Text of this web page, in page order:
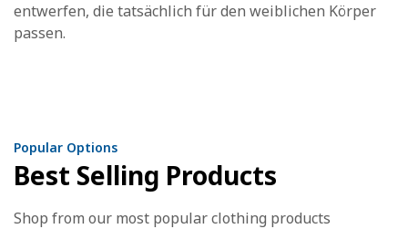
entwerfen, die tatsächlich für den weiblichen Körper
passen.
Popular Options
Best Selling Products
Shop from our most popular clothing products